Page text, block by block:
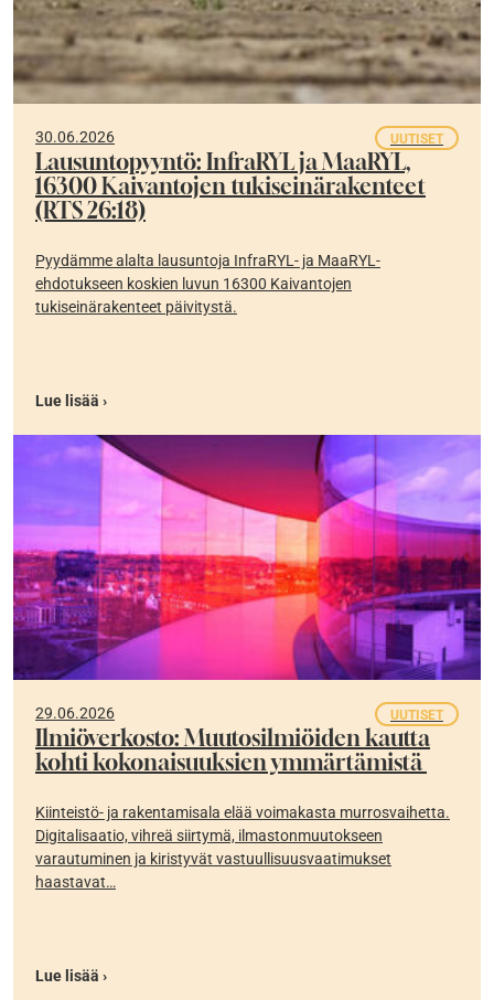
30.06.2026 UUTISET
Lausuntopyyntö: InfraRYL ja MaaRYL,
16300 Kaivantojen tukiseinärakenteet
(RTS 26:18)
Pyydämme alalta lausuntoja InfraRYL- ja MaaRYL-
ehdotukseen koskien luvun 16300 Kaivantojen
tukiseinärakenteet päivitystä.
Lue lisää ›
29.06.2026 UUTISET
Ilmiöverkosto: Muutosilmiöiden kautta
kohti kokonaisuuksien ymmärtämistä
Kiinteistö- ja rakentamisala elää voimakasta murrosvaihetta.
Digitalisaatio, vihreä siirtymä, ilmastonmuutokseen
varautuminen ja kiristyvät vastuullisuusvaatimukset
haastavat…
Lue lisää ›